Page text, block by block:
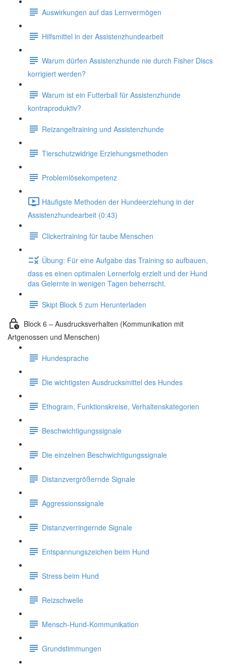
Auswirkungen auf das Lernvermögen
Hilfsmittel in der Assistenzhundearbeit
Warum dürfen Assistenzhunde nie durch Fisher Discs
korrigiert werden?
Warum ist ein Futterball für Assistenzhunde
kontraproduktiv?
Reizangeltraining und Assistenzhunde
Tierschutzwidrige Erziehungsmethoden
Problemlösekompetenz
Häufigste Methoden der Hundeerziehung in der
Assistenzhundearbeit (0:43)
Clickertraining für taube Menschen
Übung: Für eine Aufgabe das Training so aufbauen,
dass es einen optimalen Lernerfolg erzielt und der Hund
das Gelernte in wenigen Tagen beherrscht.
Skipt Block 5 zum Herunterladen
Block 6 – Ausdrucksverhalten (Kommunikation mit
Artgenossen und Menschen)
Hundesprache
Die wichtigsten Ausdrucksmittel des Hundes
Ethogram, Funktionskreise, Verhaltenskategorien
Beschwichtigungssignale
Die einzelnen Beschwichtigungssignale
Distanzvergrößernde Signale
Aggressionssignale
Distanzverringernde Signale
Entspannungszeichen beim Hund
Stress beim Hund
Reizschwelle
Mensch-Hund-Kommunikation
Grundstimmungen